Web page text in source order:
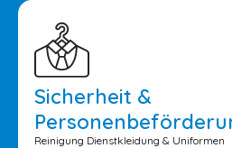
Sicherheit &
Reinigung Dienstkleidung & Uniformen